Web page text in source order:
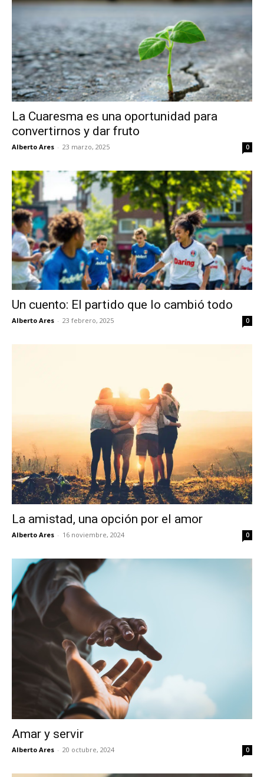
La Cuaresma es una oportunidad para
convertirnos y dar fruto
Alberto Ares - 23 marzo, 2025 0
Un cuento: El partido que lo cambió todo
Alberto Ares - 23 febrero, 2025 0
La amistad, una opción por el amor
Alberto Ares - 16 noviembre, 2024 0
Amar y servir
Alberto Ares - 20 octubre, 2024 0